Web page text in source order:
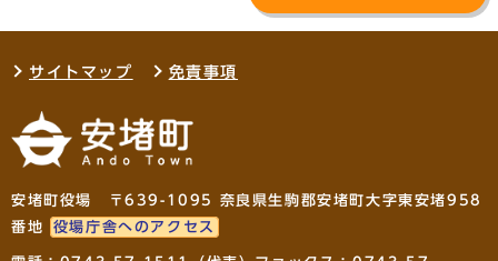
サイトマップ 免責事項
安堵町役場 〒639-1095 奈良県生駒郡安堵町大字東安堵958
番地
役場庁舎へのアクセス